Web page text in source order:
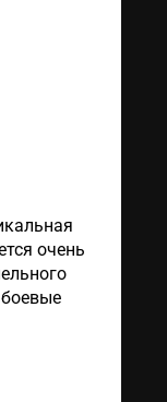
очень